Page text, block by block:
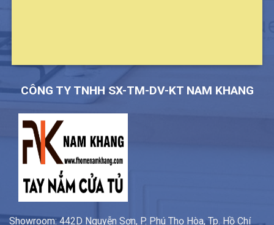
CÔNG TY TNHH SX-TM-DV-KT NAM KHANG
Showroom: 442D Nguyễn Sơn, P. Phú Thọ Hòa, Tp. Hồ Chí